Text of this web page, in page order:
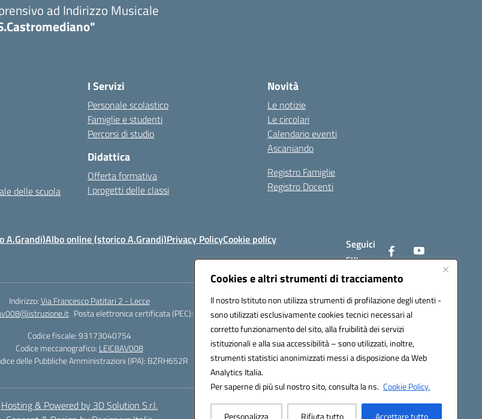
Cookies e altri strumenti di tracciamento
Il nostro Istituto non utilizza strumenti di profilazione degli utenti -
sono utilizzati esclusivamente cookies tecnici necessari al
corretto funzionamento del sito, alla fruibilità dei servizi
istituzionali e alla sua accessibilità – sono utilizzati, inoltre,
strumenti statistici anonimizzati messi a disposizione da Web
Analytics Italia.
Per saperne di più sul nostro sito, consulta la ns. Cookie Policy.
Personalizza Rifiuta tutto Accettare tutto
ad Indirizzo Musicale
delle scuola
I Servizi
Personale scolastico
Famiglie e studenti
Percorsi di studio
Didattica
Offerta formativa
I progetti delle classi
Novità
Le notizie
Le circolari
Calendario eventi
Ascaniando
Registro Famiglie
Registro Docenti
A.Grandi)Albo online (storico A.Grandi)Privacy PolicyCookie policy
Seguici
su:
Indirizzo:Via Francesco Patitari 2 - Lecce
Posta elettronica certificata (PEC):
leic8av008@pec.istruzione.it
Codice fiscale: 93173040754
Codice meccanografico: LEIC8AV008
delle Pubbliche Amministrazioni (IPA): BZRH652R
Hosting & Powered by 3D Solution S.r.l.